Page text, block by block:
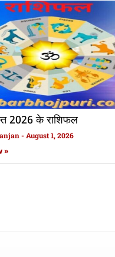
2026 के राशिफल
August 1, 2026
»